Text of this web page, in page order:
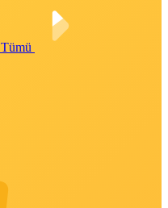
Tümü